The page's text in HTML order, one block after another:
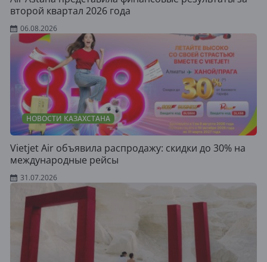
второй квартал 2026 года
06.08.2026
НОВОСТИ КАЗАХСТАНА
Vietjet Air объявила распродажу: скидки до 30% на
международные рейсы
31.07.2026